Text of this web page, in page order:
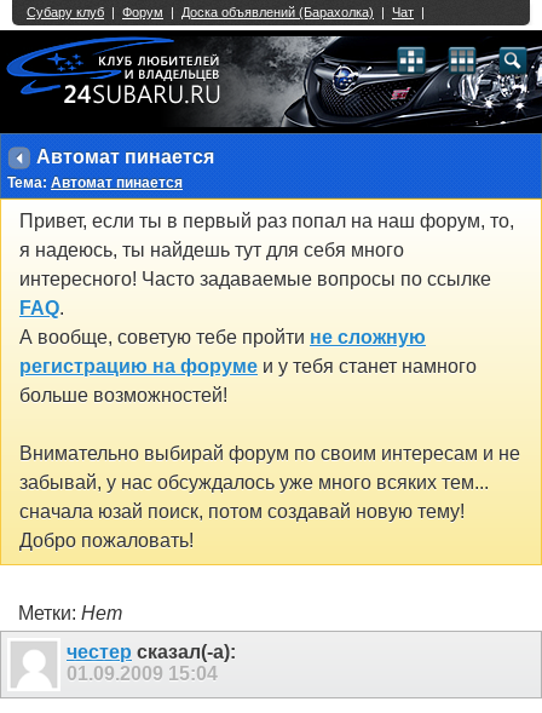
Автомат пинается
Тема: Автомат пинается
Привет, если ты в первый раз попал на наш форум, то,
я надеюсь, ты найдешь тут для себя много
интересного! Часто задаваемые вопросы по ссылке
FAQ.
А вообще, советую тебе пройти не сложную
регистрацию на форуме и у тебя станет намного
больше возможностей!
Внимательно выбирай форум по своим интересам и не
забывай, у нас обсуждалось уже много всяких тем...
сначала юзай поиск, потом создавай новую тему!
Добро пожаловать!
Метки: Нет
честер сказал(-а):
01.09.2009 15:04
Single Sign On provided byvBSSO
2 3 4 5 6 7 8 9 10 11 12 13 14 15 16 17 18 21 22 23 24 25 26
27 28 29 30 31 32 33 34 35 36 37 38 39 40 41 42 43